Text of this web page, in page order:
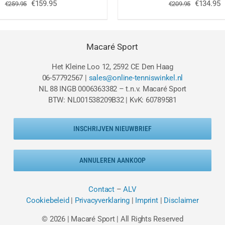
€259.95 Oorspronkelijke
€159.95Huidige
€209.95 €134.95
Macaré Sport
Het Kleine Loo 12, 2592 CE Den Haag
06-57792567 | sales@online-tenniswinkel.nl
NL 88 INGB 0006363382 – t.n.v. Macaré Sport
BTW: NL001538209B32 | KvK: 60789581
INSCHRIJVEN NIEUWBRIEF
ANNULEREN AANKOOP
Contact–ALV
Cookiebeleid | Privacyverklaring| Imprint| Disclaimer
© 2026 | Macaré Sport | All Rights Reserved